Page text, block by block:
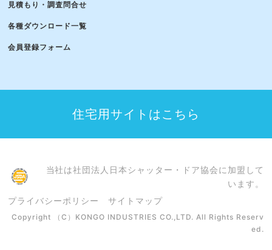
見積もり・調査問合せ
各種ダウンロード一覧
会員登録フォーム
住宅用サイトはこちら
当社は社団法人日本シャッター・ドア協会に加盟して
います。
プライバシーポリシー
サイトマップ
Copyright （C）KONGO INDUSTRIES CO.,LTD. All Rights Reserv
ed.